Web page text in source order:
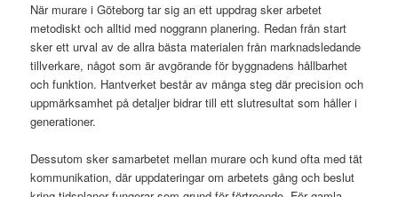
När murare i Göteborg tar sig an ett uppdrag sker arbetet
metodiskt och alltid med noggrann planering. Redan från start
sker ett urval av de allra bästa materialen från marknadsledande
tillverkare, något som är avgörande för byggnadens hållbarhet
och funktion. Hantverket består av många steg där precision och
uppmärksamhet på detaljer bidrar till ett slutresultat som håller i
generationer.
Dessutom sker samarbetet mellan murare och kund ofta med tät
kommunikation, där uppdateringar om arbetets gång och beslut